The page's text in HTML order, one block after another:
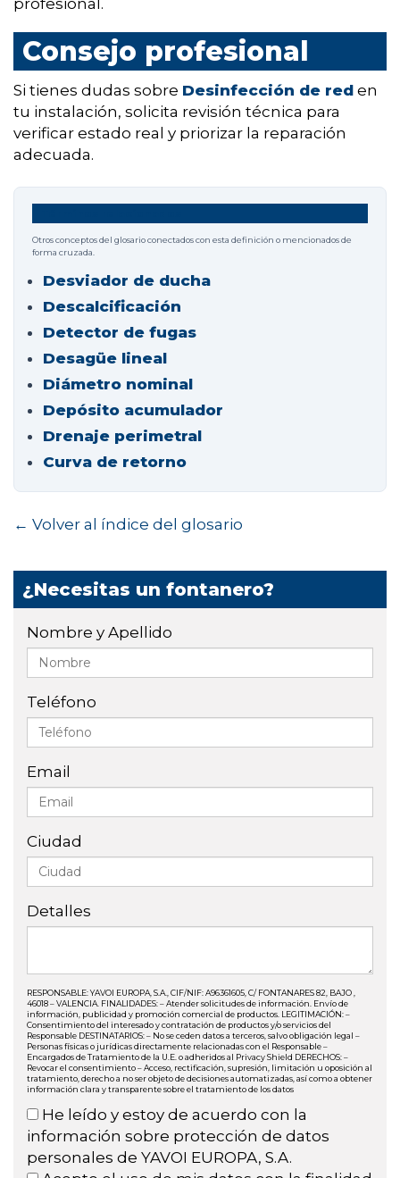
profesional.
Consejo profesional
Si tienes dudas sobre Desinfección de red en
tu instalación, solicita revisión técnica para
verificar estado real y priorizar la reparación
adecuada.
Otros conceptos del glosario conectados con esta definición o mencionados de
forma cruzada.
Desviador de ducha
Descalcificación
Detector de fugas
Desagüe lineal
Diámetro nominal
Depósito acumulador
Drenaje perimetral
Curva de retorno
← Volver al índice del glosario
¿Necesitas un fontanero?
Nombre y Apellido
Teléfono
Email
Ciudad
Detalles
RESPONSABLE: YAVOI EUROPA, S.A., CIF/NIF: A96361605, C/ FONTANARES 82, BAJO ,
46018 – VALENCIA. FINALIDADES: – Atender solicitudes de información. Envío de
información, publicidad y promoción comercial de productos. LEGITIMACIÓN: –
Consentimiento del interesado y contratación de productos y/o servicios del
Responsable DESTINATARIOS: – No se ceden datos a terceros, salvo obligación legal –
Personas físicas o jurídicas directamente relacionadas con el Responsable –
Encargados de Tratamiento de la U.E. o adheridos al Privacy Shield DERECHOS: –
Revocar el consentimiento – Acceso, rectificación, supresión, limitación u oposición al
tratamiento, derecho a no ser objeto de decisiones automatizadas, así como a obtener
información clara y transparente sobre el tratamiento de los datos
He leído y estoy de acuerdo con la
información sobre protección de datos
personales de YAVOI EUROPA, S.A.